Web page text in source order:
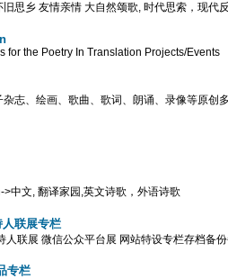
思乡 友情亲情 大自然颂歌, 时代思索，现代
for the Poetry In Translation Projects/Events
志、绘画、歌曲、歌词、朗诵、录像等原创
中文, 翻译家园,英文诗歌，外语诗歌
联展专栏
人联展 微信公众平台展 网站特设专栏存档备
专栏